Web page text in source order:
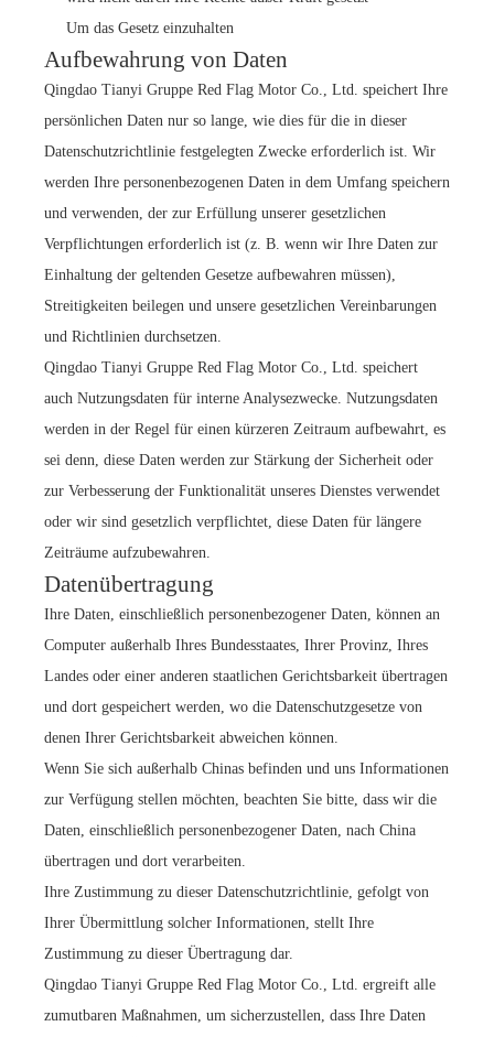
Um das Gesetz einzuhalten
Aufbewahrung von Daten
Qingdao Tianyi Gruppe Red Flag Motor Co., Ltd. speichert Ihre
persönlichen Daten nur so lange, wie dies für die in dieser
Datenschutzrichtlinie festgelegten Zwecke erforderlich ist. Wir
werden Ihre personenbezogenen Daten in dem Umfang speichern
und verwenden, der zur Erfüllung unserer gesetzlichen
Verpflichtungen erforderlich ist (z. B. wenn wir Ihre Daten zur
Einhaltung der geltenden Gesetze aufbewahren müssen),
Streitigkeiten beilegen und unsere gesetzlichen Vereinbarungen
und Richtlinien durchsetzen.
Qingdao Tianyi Gruppe Red Flag Motor Co., Ltd. speichert
auch Nutzungsdaten für interne Analysezwecke. Nutzungsdaten
werden in der Regel für einen kürzeren Zeitraum aufbewahrt, es
sei denn, diese Daten werden zur Stärkung der Sicherheit oder
zur Verbesserung der Funktionalität unseres Dienstes verwendet
oder wir sind gesetzlich verpflichtet, diese Daten für längere
Zeiträume aufzubewahren.
Datenübertragung
Ihre Daten, einschließlich personenbezogener Daten, können an
Computer außerhalb Ihres Bundesstaates, Ihrer Provinz, Ihres
Landes oder einer anderen staatlichen Gerichtsbarkeit übertragen
und dort gespeichert werden, wo die Datenschutzgesetze von
denen Ihrer Gerichtsbarkeit abweichen können.
Wenn Sie sich außerhalb Chinas befinden und uns Informationen
zur Verfügung stellen möchten, beachten Sie bitte, dass wir die
Daten, einschließlich personenbezogener Daten, nach China
übertragen und dort verarbeiten.
Ihre Zustimmung zu dieser Datenschutzrichtlinie, gefolgt von
Ihrer Übermittlung solcher Informationen, stellt Ihre
Zustimmung zu dieser Übertragung dar.
Qingdao Tianyi Gruppe Red Flag Motor Co., Ltd. ergreift alle
zumutbaren Maßnahmen, um sicherzustellen, dass Ihre Daten